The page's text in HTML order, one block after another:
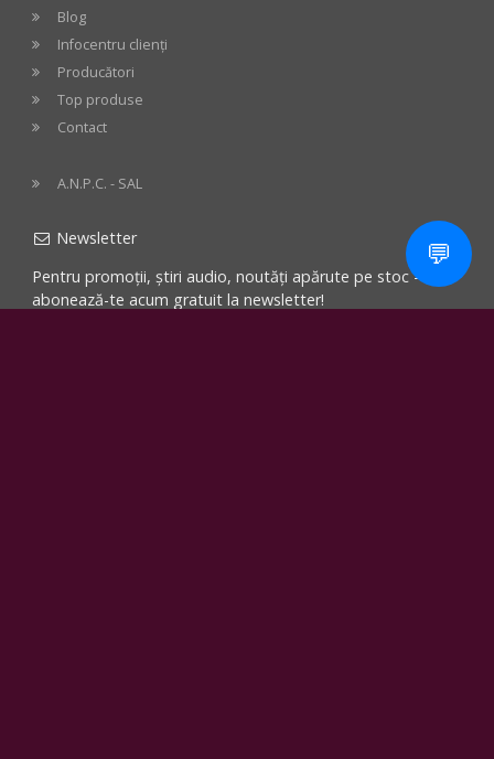
Blog
Infocentru clienți
Producători
Top produse
Contact
A.N.P.C. - SAL
Newsletter
Pentru promoții, știri audio, noutăți apărute pe stoc -
abonează-te acum gratuit la newsletter!
💬